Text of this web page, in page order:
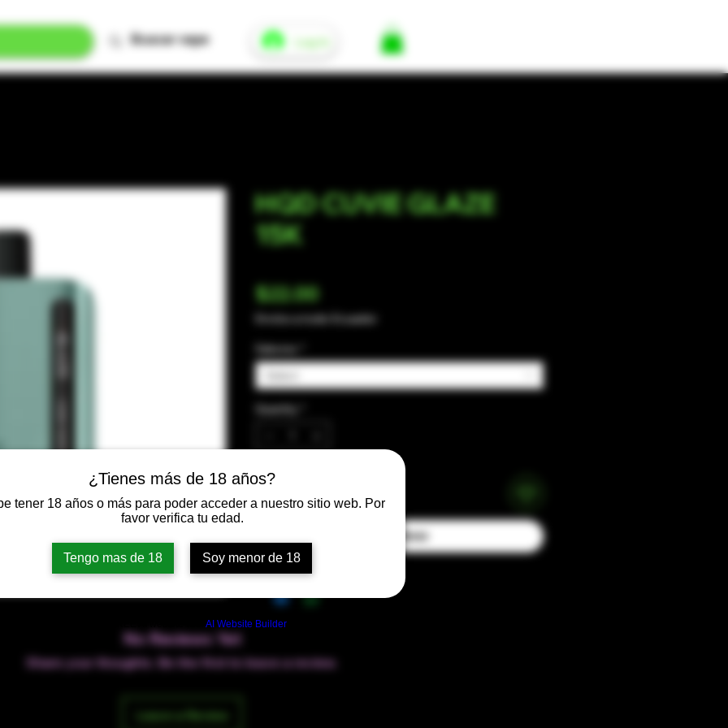
¿Tienes más de 18 años?
tener 18 años o más para poder acceder a nuestro sitio web. Por
favor verifica tu edad.
Tengo mas de 18 Soy menor de 18
AI Website Builder
Log In
HQD CUVIE GLAZE
15K
$22.00Price
Envíos a todo Ecuador
Sabores
Quantity
Buy Now
No Reviews Yet
Share your thoughts. Be the first to leave a review.
Leave a Review